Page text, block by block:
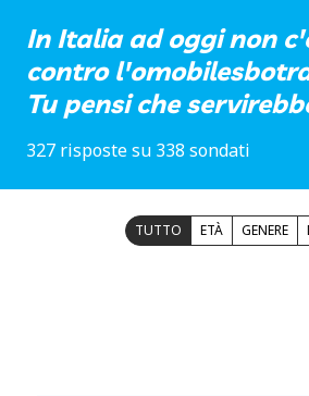
In Italia ad oggi non
contro
Tu pensi che
327 risposte su 338 sondati
TUTTO ETÀ GENERE